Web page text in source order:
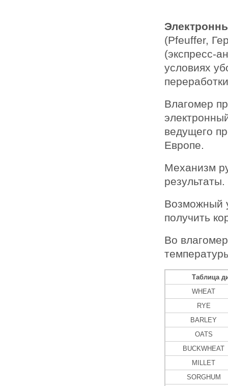
(Pfeuffer,
(экспресс-
условиях
Влагомер
ведущего
Европе.
Механизм
результаты.
Возможный
получить
Во
Таблица
WHEAT
RYE
BARLEY
OATS
BUCKWHEAT
MILLET
SORGHUM